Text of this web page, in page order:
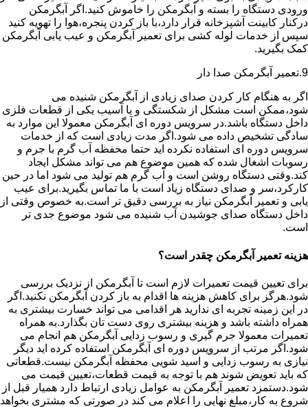
ورودی دستگاه را بسته و آبگرمکن را خاموش کنید.اگر آبگرمکن
درکنار کابینت آشپزخانه قرار دارد،با باز کردن پنجره،هوا را تهویه کنید
سپس از خدمات لوله کشی برای تعمیر آبگرمکن و عیب یابی آبگرمکن
کمک بگیرید.
9.تعمیر آبگرمکن صدا دار
اگر به هنگام کار کردن صدای زیادی از آبگرمکن شنیده می
شود،ممکن است مشکل از شکستگی و یا آسیب یکی از قطعات فلزی
داخل دستگاه باشد.در سرویس دوره ای آبگرمکن معمولا این موارد به
سادگی تشخیص داده می شود.اگر مدت زیادی است که از خدمات
سرویس دوره ای استفاده نکرده اید حتما محفظه آب گرم با جرم و
رسوبات اشغال شده که همین موضوع هم می تواند مشکل ایجاد
کند.وقتی دستگاه روشن است و آب گرم هم تولید می شود اما در حین
کارکرد،سر و صدای دستگاه زیاد است با ما تماس بگیرید.برای عیب
یابی و تعمیر آبگرمکن نیاز به بررسی دقیق تر است.به خصوص وقتی از
داخل دستگاه صدای جوشیدن آب شنیده می شود موضوع جدی تر
است.
هزینه تعمیر آبگرمکن چقدر است؟
برای تعیین قیمت تعمیرات لازم است تا آبگرمکن از نزدیک بررسی
شود.هرگز برای کاهش هزینه ها اقدام به باز کردن آبگرمکن نکنید.اگر
در این زمینه تجربه ای ندارید هر اقدامی می تواند خسارت بیشتری به
همراه داشته باشد و هزینه بیشتری روی دست تان بگذارد.به همراه
تعمیرات معمولا جرم گیری و رسوب زدایی آبگرمکن هم انجام می
شود.اگر مرتب از سرویس دوره ای آبگرمکن استفاده کرده اید دیگر
نیازی به رسوب زدایی و اسید شویی محفظه آبگرمکن نیست.قطعاتی
که باید تعویض شوند هم با توجه به قیمت قطعات،تعیین قیمت می
شود.دستمزد تعمیر آبگرمکن به عوامل زیادی ارتباط دارد همیار قبل از
شروع به کار،مبلغ نهایی را اعلام می کند در صورتی که مشتری بخواهد